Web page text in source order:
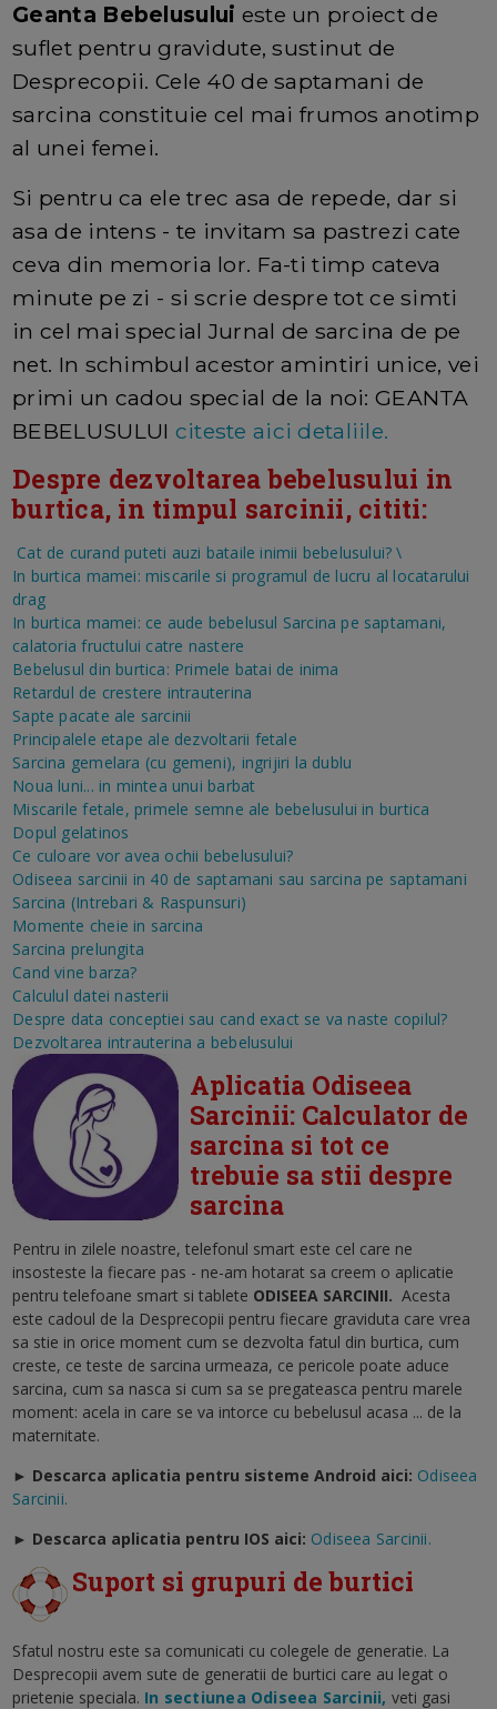
Geanta Bebelusului este un proiect de
suflet pentru gravidute, sustinut de
Desprecopii. Cele 40 de saptamani de
sarcina constituie cel mai frumos anotimp
al unei femei.
Si pentru ca ele trec asa de repede, dar si
asa de intens - te invitam sa pastrezi cate
ceva din memoria lor. Fa-ti timp cateva
minute pe zi - si scrie despre tot ce simti
in cel mai special Jurnal de sarcina de pe
net. In schimbul acestor amintiri unice, vei
primi un cadou special de la noi: GEANTA
BEBELUSULUI citeste aici detaliile.
Despre dezvoltarea bebelusului in
burtica, in timpul sarcinii, cititi:
Cat de curand puteti auzi bataile inimii bebelusului? \
In burtica mamei: miscarile si programul de lucru al locatarului
drag
In burtica mamei: ce aude bebelusul Sarcina pe saptamani,
calatoria fructului catre nastere
Bebelusul din burtica: Primele batai de inima
Retardul de crestere intrauterina
Sapte pacate ale sarcinii
Principalele etape ale dezvoltarii fetale
Sarcina gemelara (cu gemeni), ingrijiri la dublu
Noua luni... in mintea unui barbat
Miscarile fetale, primele semne ale bebelusului in burtica
Dopul gelatinos
Ce culoare vor avea ochii bebelusului?
Odiseea sarcinii in 40 de saptamani sau sarcina pe saptamani
Sarcina (Intrebari & Raspunsuri)
Momente cheie in sarcina
Sarcina prelungita
Cand vine barza?
Calculul datei nasterii
Despre data conceptiei sau cand exact se va naste copilul?
Dezvoltarea intrauterina a bebelusului
Aplicatia Odiseea
Sarcinii: Calculator de
sarcina si tot ce
trebuie sa stii despre
sarcina
Pentru in zilele noastre, telefonul smart este cel care ne
insosteste la fiecare pas - ne-am hotarat sa creem o aplicatie
pentru telefoane smart si tablete ODISEEA SARCINII. Acesta
este cadoul de la Desprecopii pentru fiecare graviduta care vrea
sa stie in orice moment cum se dezvolta fatul din burtica, cum
creste, ce teste de sarcina urmeaza, ce pericole poate aduce
sarcina, cum sa nasca si cum sa se pregateasca pentru marele
moment: acela in care se va intorce cu bebelusul acasa ... de la
maternitate.
► Descarca aplicatia pentru sisteme Android aici: Odiseea
Sarcinii.
► Descarca aplicatia pentru IOS aici: Odiseea Sarcinii.
Suport si grupuri de burtici
Sfatul nostru este sa comunicati cu colegele de generatie. La
Desprecopii avem sute de generatii de burtici care au legat o
prietenie speciala. In sectiunea Odiseea Sarcinii, veti gasi